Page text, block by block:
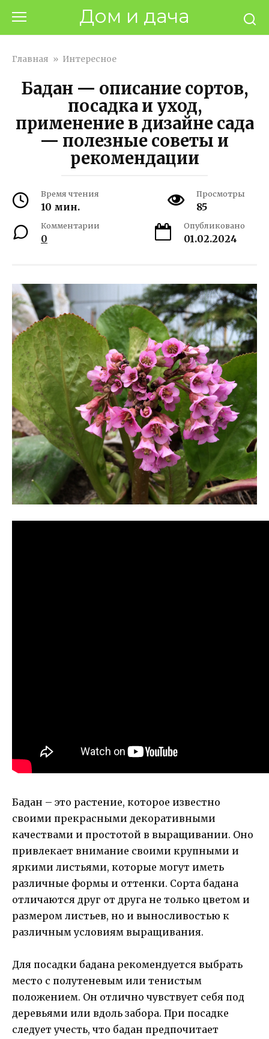
контенту
Дом и дача
Главная » Интересное
Бадан — описание сортов,
посадка и уход,
применение в дизайне сада
— полезные советы и
рекомендации
Время чтения
10 мин.
Просмотры
85
Комментарии
0
Опубликовано
01.02.2024
Бадан – это растение, которое известно
своими прекрасными декоративными
качествами и простотой в выращивании. Оно
привлекает внимание своими крупными и
яркими листьями, которые могут иметь
различные формы и оттенки. Сорта бадана
отличаются друг от друга не только цветом и
размером листьев, но и выносливостью к
различным условиям выращивания.
Для посадки бадана рекомендуется выбрать
место с полутеневым или тенистым
положением. Он отлично чувствует себя под
деревьями или вдоль забора. При посадке
следует учесть, что бадан предпочитает